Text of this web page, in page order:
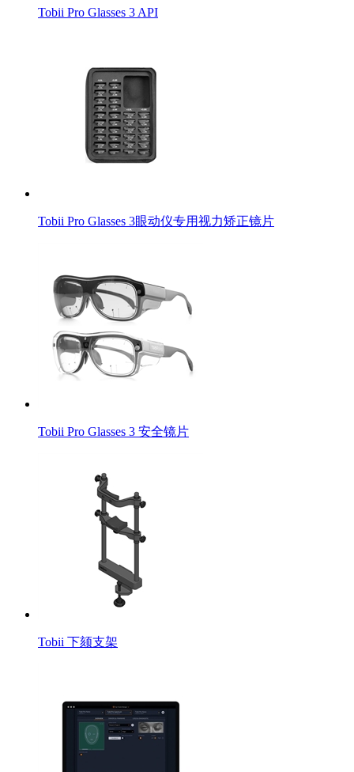
Tobii Pro Glasses 3 API
Tobii Pro Glasses 3眼动仪专用视力矫正镜片
Tobii Pro Glasses 3 安全镜片
Tobii 下颏支架